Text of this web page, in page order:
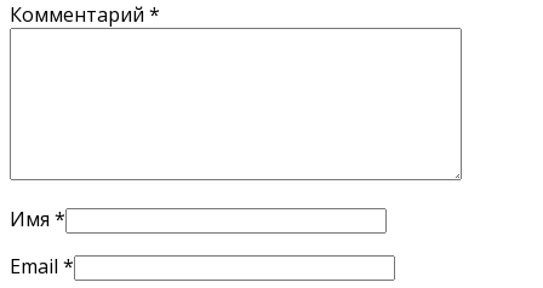
Комментарий *
Имя *
Email *